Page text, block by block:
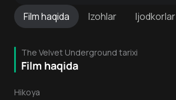
Filmhaqida Izohlar Ijodkorlar
The Velvet Underground tarixi
Film haqida
Hikoya